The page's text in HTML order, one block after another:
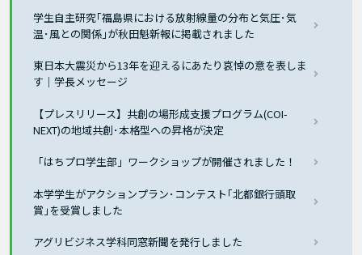
学生自主研究｢福島県における放射線量の分布と気圧･気
温･風との関係｣が秋田魁新報に掲載されました
東日本大震災から13年を迎えるにあたり哀悼の意を表しま
す｜学長メッセージ
【プレスリリース】共創の場形成支援プログラム(COI-
NEXT)の地域共創･本格型への昇格が決定
「はちプロ学生部」ワークショップが開催されました！
本学学生がアクションプラン･コンテスト｢北都銀行頭取
賞｣を受賞しました
アグリビジネス学科同窓新聞を発行しました